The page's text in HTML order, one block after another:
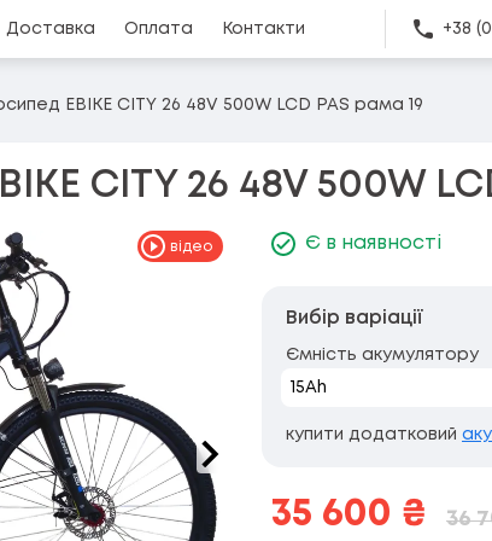
Доставка Оплата Контакти +38
EBIKE CITY 26 48V 500W LCD PAS рама 19
CITY 26 48V 500W
відео Є в наявності
Вибір варіації
Ємність акумулятору
купити додатковий
35 600 ₴ 36